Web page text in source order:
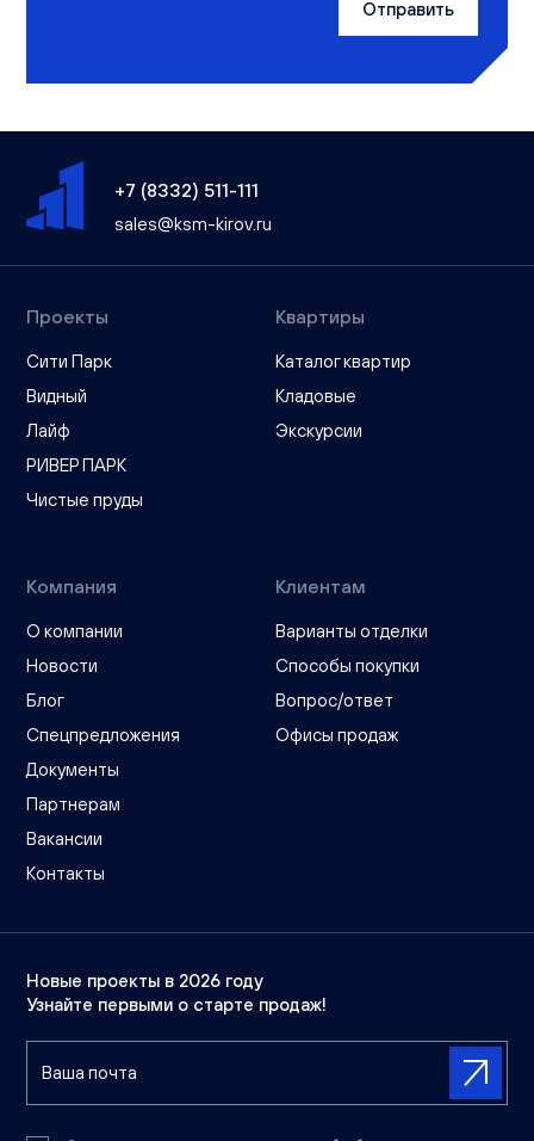
Отправить
+7 (8332) 511-111
sales@ksm-kirov.ru
Проекты
Сити Парк
Видный
Лайф
РИВЕР ПАРК
Чистые пруды
Квартиры
Каталог квартир
Кладовые
Экскурсии
Компания
О компании
Новости
Блог
Спецпредложения
Документы
Партнерам
Вакансии
Контакты
Клиентам
Варианты отделки
Способы покупки
Вопрос/ответ
Офисы продаж
Новые проекты в 2026 году
Узнайте первыми о старте продаж!